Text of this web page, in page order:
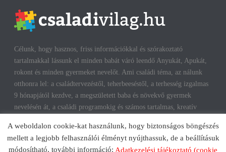
Célunk, hogy hasznos, friss információkkal és szórakoztató
tartalmakkal lássunk el minden babát váró leendő Anyukát, Apukát,
rokont és minden gyermeket nevelőt. Ami családi téma, az nálunk
otthonra lel: a családtervezéstől, teherbeeséstől, a terhesség izgalmas
9 hónapjától kezdve, a megszületett baba és növekvő gyermek
nevelésén át, a családi programokig és számos tartalmas, kreatív
gyermekkorhoz, gyerekeink testi és lelki egészségéhez az út többek
között a szülők megfelelő attitűdje, kíváncsisága, jól informáltsága
A weboldalon cookie-kat használunk, hogy biztonságos böngészés
mellett a legjobb felhasználói élményt nyújthassuk, de a beállításuk
módosítható, további információ: Adatkezelési tájékoztató (cookie